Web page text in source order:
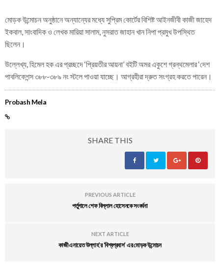
মোড়ক উন্মোচন অনুষ্ঠানে অন্যান্যের মধ্যে সুপ্রিম কোর্টের বিশিষ্ট আইনজীবী কাজী জাহেদ
ইকবাল, সাংবাদিক ও লেখক মারিয়া সালাম, নুসরাত জাহান খান নিপা প্রমুখ উপস্থিত
ছিলেন।
উল্লেখ্য, হিমেল হক এর প্রচ্ছদে ‘প্রিয়তীর আয়না’ বইটি অমর একুশে গ্রন্থমেলার ‘দেশ
পাবলিকেশন্স ৩৮৮-৩৮৯ নং স্টলে পাওয়া যাচ্ছে। আগ্রহীরা দ্রুত সংগ্রহ করতে পারেন।
Probash Mela
SHARE THIS
PREVIOUS ARTICLE
পর্তুগালে শেফ বিল্লাল হোসেনকে সংবর্ধনা
NEXT ARTICLE
কাজী এনায়েত উল্লাহ’র ‘বিশ্বপ্রবাস’ এর মোড়ক উন্মোচন